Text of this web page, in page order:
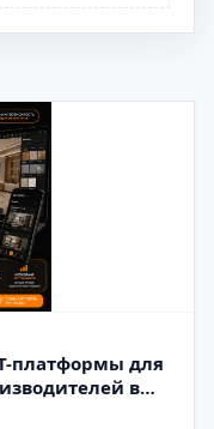
платформы для
в